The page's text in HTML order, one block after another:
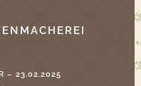
– 23.02.2025